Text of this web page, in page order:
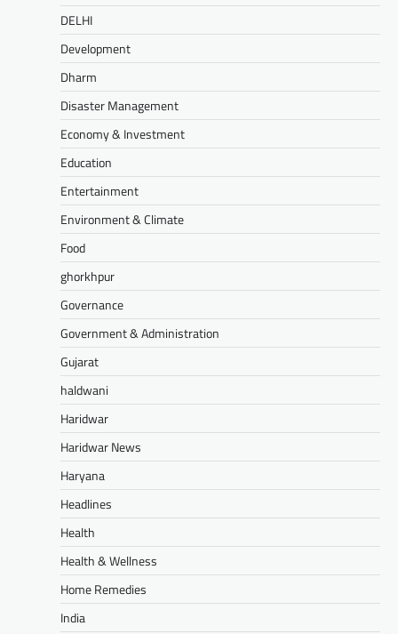
DELHI
Development
Dharm
Disaster Management
Economy & Investment
Education
Entertainment
Environment & Climate
Food
ghorkhpur
Governance
Government & Administration
Gujarat
haldwani
Haridwar
Haridwar News
Haryana
Headlines
Health
Health & Wellness
Home Remedies
India